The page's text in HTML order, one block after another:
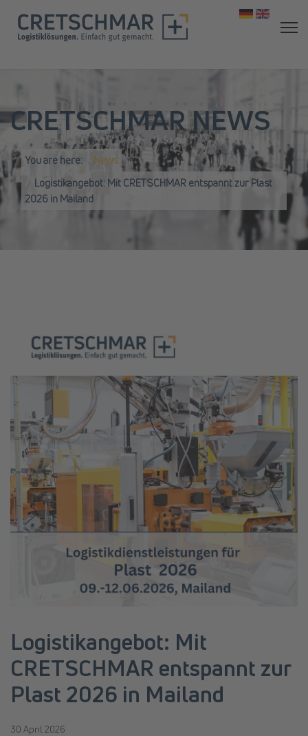
CRETSCHMAR NEWS
You are here:
News
Logistikangebot: Mit CRETSCHMAR entspannt zur Plast
2026 in Mailand
Logistikangebot: Mit
CRETSCHMAR entspannt zur
Plast 2026 in Mailand
30 April 2026
Select your